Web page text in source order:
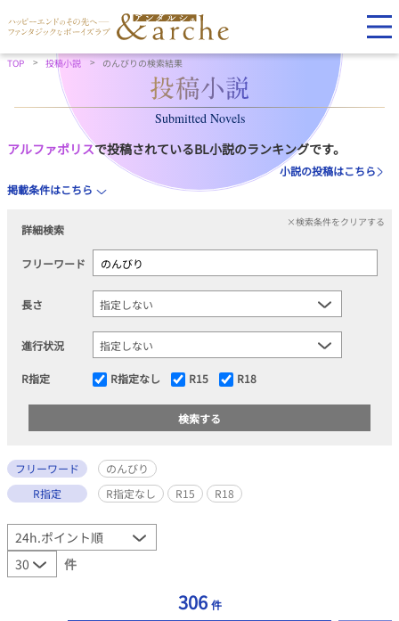
TOP 投稿小説 のんびりの検索結果
Submitted Novels
アルファポリスで投稿されているBL小説のランキングです。
小説の投稿はこちら
掲載条件はこちら
詳細検索
×検索条件をクリアする
フリーワード
長さ
進行状況
R指定 R指定なし R15 R18
フリーワード
のんびり
R指定
R指定なし R15 R18
件
306 件